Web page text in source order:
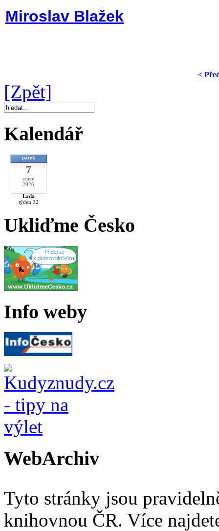
Miroslav Blažek
<
[Zpět]
Kalendář
pátek
7
srpen
2026
Lada
týden 32
Ukliďme Česko
Info weby
WebArchiv
Tyto stránky jsou
knihovnou ČR. Více